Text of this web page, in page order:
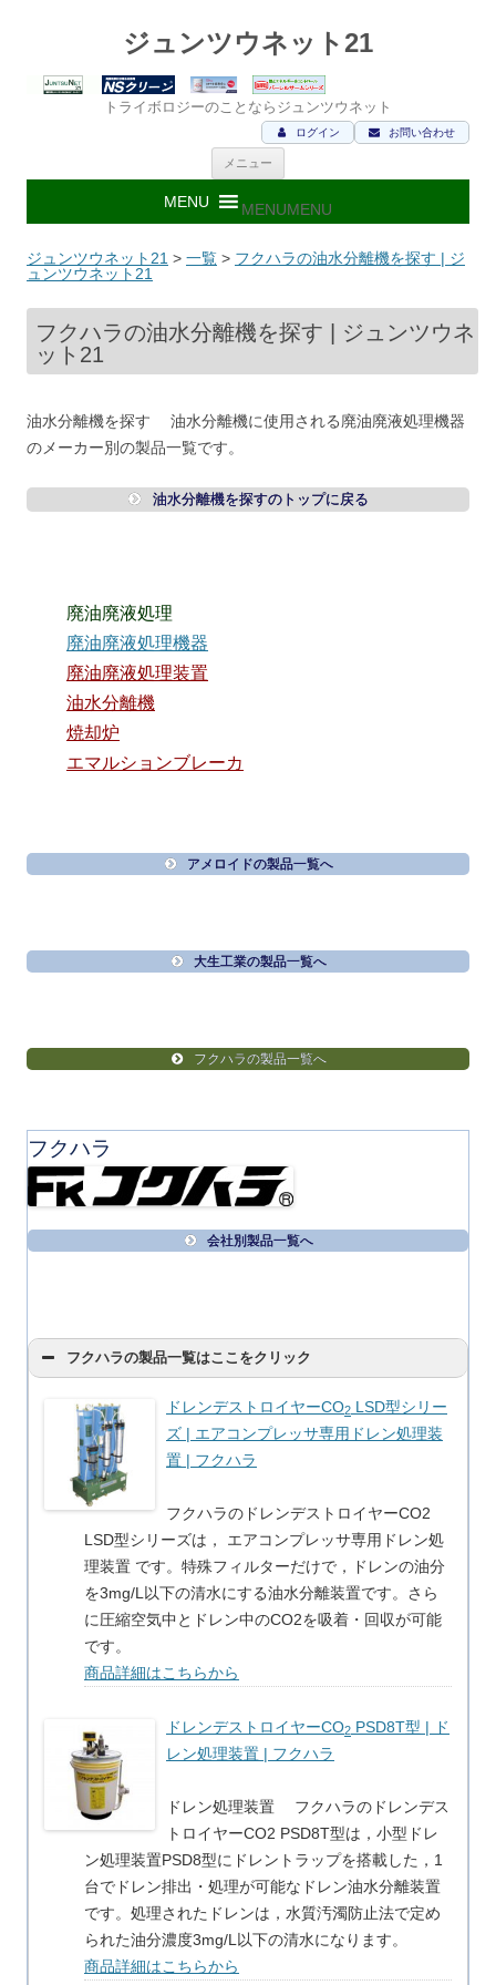
ジュンツウネット21
トライボロジーのことならジュンツウネット
お問い合わせ
ログイン
メニュー
ン
ツ
ス
キ
MENUMENU
ジュンツウネット21 > 一覧 > フクハラの油水分離機を探す | ジ
ュンツウネット21
フクハラの油水分離機を探す | ジュンツウネ
ット21
油水分離機を探す 油水分離機に使用される廃油廃液処理機器
のメーカー別の製品一覧です。
油水分離機を探すのトップに戻る
廃油廃液処理
廃油廃液処理機器
廃油廃液処理装置
油水分離機
焼却炉
エマルションブレーカ
アメロイドの製品一覧へ
大生工業の製品一覧へ
フクハラの製品一覧へ
フクハラ
会社別製品一覧へ
フクハラの製品一覧はここをクリック
ドレンデストロイヤーCO2 LSD型シリー
ズ | エアコンプレッサ専用ドレン処理装
置 | フクハラ
フクハラのドレンデストロイヤーCO2
LSD型シリーズは， エアコンプレッサ専用ドレン処
理装置 です。特殊フィルターだけで，ドレンの油分
を3mg/L以下の清水にする油水分離装置です。さら
に圧縮空気中とドレン中のCO2を吸着・回収が可能
です。
商品詳細はこちらから
ドレンデストロイヤーCO2 PSD8T型 | ド
レン処理装置 | フクハラ
ドレン処理装置 フクハラのドレンデス
トロイヤーCO2 PSD8T型は，小型ドレ
ン処理装置PSD8型にドレントラップを搭載した，1
台でドレン排出・処理が可能なドレン油水分離装置
です。処理されたドレンは，水質汚濁防止法で定め
られた油分濃度3mg/L以下の清水になります。
商品詳細はこちらから